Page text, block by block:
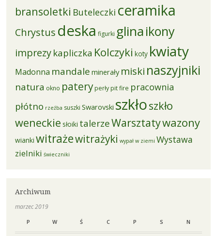
bransoletki Buteleczki ceramika
Chrystus deska figurki glinaikony
imprezy kapliczka Kolczyki koty kwiaty
Madonna mandale minerały miski naszyjniki
natura okno pateryperłypit fire pracownia
płótno rzeźba suszki Swarovski szkłoszkło
weneckie słoiki talerzeWarsztatywazony
wianki witrażewitrażyki wypał w ziemi Wystawa
zielniki świeczniki
Archiwum
marzec 2019
P W Ś C P S N